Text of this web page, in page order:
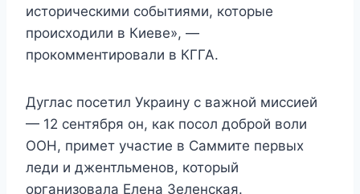
историческими событиями, которые
происходили в Киеве», —
прокомментировали в КГГА.
Дуглас посетил Украину с важной миссией
— 12 сентября он, как посол доброй воли
ООН, примет участие в Саммите первых
леди и джентльменов, который
организовала Елена Зеленская.